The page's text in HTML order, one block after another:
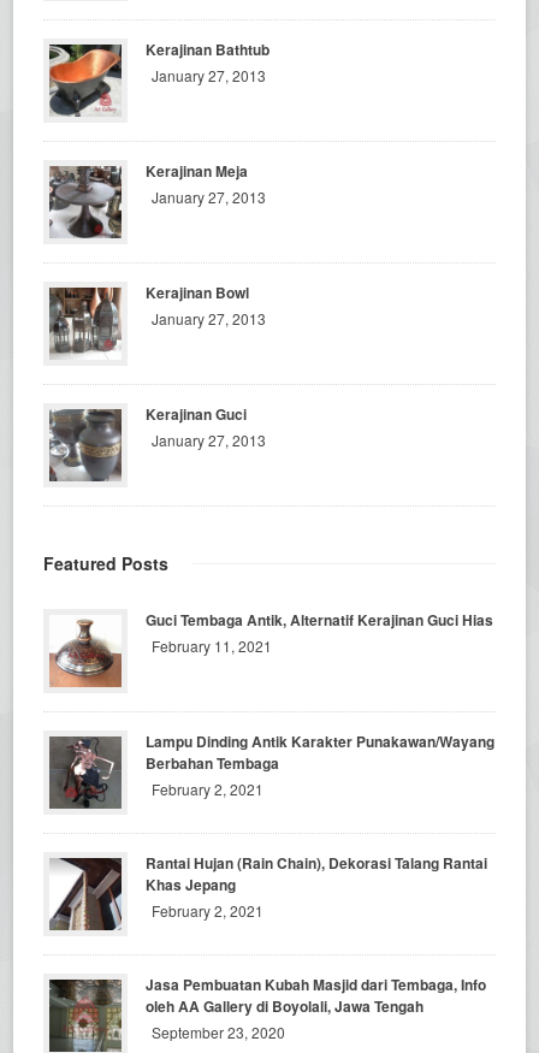
Kerajinan Bathtub
January 27, 2013
Kerajinan Meja
January 27, 2013
Kerajinan Bowl
January 27, 2013
Kerajinan Guci
January 27, 2013
Featured Posts
Guci Tembaga Antik, Alternatif Kerajinan Guci Hias
February 11, 2021
Lampu Dinding Antik Karakter Punakawan/Wayang
Berbahan Tembaga
February 2, 2021
Rantai Hujan (Rain Chain), Dekorasi Talang Rantai
Khas Jepang
February 2, 2021
Jasa Pembuatan Kubah Masjid dari Tembaga, Info
oleh AA Gallery di Boyolali, Jawa Tengah
September 23, 2020